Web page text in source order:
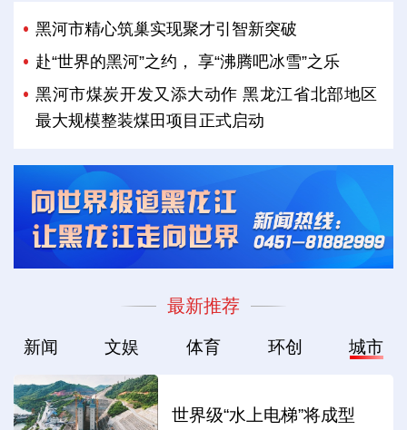
黑河市精心筑巢实现聚才引智新突破
赴“世界的黑河”之约， 享“沸腾吧冰雪”之乐
黑河市煤炭开发又添大动作 黑龙江省北部地区
最大规模整装煤田项目正式启动
最新推荐
新闻 文娱 体育 环创 城市
世界级“水上电梯”将成型